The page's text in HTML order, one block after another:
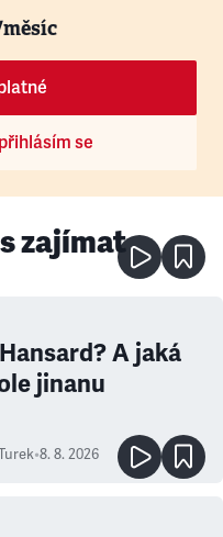
se
zajímat
A jaká
jinanu
•8. 8. 2026